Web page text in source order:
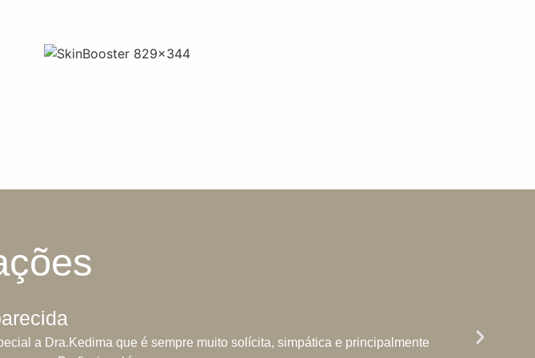
a Dra.Kedima que é sempre muito solícita, simpática e principalmente